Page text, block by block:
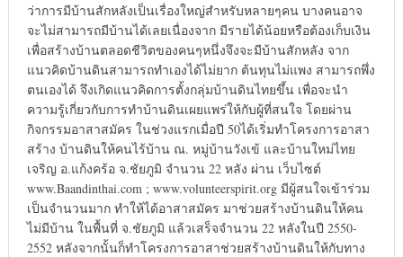
ว่าการมีบ้านสักหลังเป็นเรื่องใหญ่สำหรับหลายๆคน บางคนอาจ
จะไม่สามารถมีบ้านได้เลยเนื่องจาก มีรายได้น้อยหรือต้องเก็บเงิน
เพื่อสร้างบ้านตลอดชีวิตของคนๆหนึ่งจึงจะมีบ้านสักหลัง จาก
แนวคิดบ้านดินสามารถทำเองได้ไม่ยาก ต้นทุนไม่แพง สามารถพึ่ง
ตนเองได้ จึงเกิดแนวคิดการตั้งกลุ่มบ้านดินไทยขึ้น เพื่อจะนำ
ความรู้เกี่ยวกับการทำบ้านดินเผยแพร่ให้กับผู้ที่สนใจ โดยผ่าน
กิจกรรมอาสาสมัคร ในช่วงแรกเมื่อปี 50ได้เริ่มทำโครงการอาสา
สร้าง บ้านดินให้คนไร้บ้าน ณ. หมู่บ้านวังเข้ และบ้านใหม่ไทย
เจริญ อ.แก้งคร้อ จ.ชัยภูมิ จำนวน 22 หลัง ผ่าน เว็บไซต์
www.Baandinthai.com ; www.volunteerspirit.org มีผู้สนใจเข้าร่วม
เป็นจำนวนมาก ทำให้ได้อาสาสมัคร มาช่วยสร้างบ้านดินให้คน
ไม่มีบ้าน ในพื้นที่ จ.ชัยภูมิ แล้วเสร็จจำนวน 22 หลังในปี 2550-
2552 หลังจากนั้นก็ทำโครงการอาสาช่วยสร้างบ้านดินให้กับทาง